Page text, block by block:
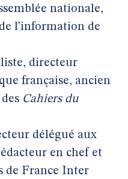
nationale,
l’information de
directeur
française, ancien
Cahiers du
délégué aux
en chef et
de France Inter